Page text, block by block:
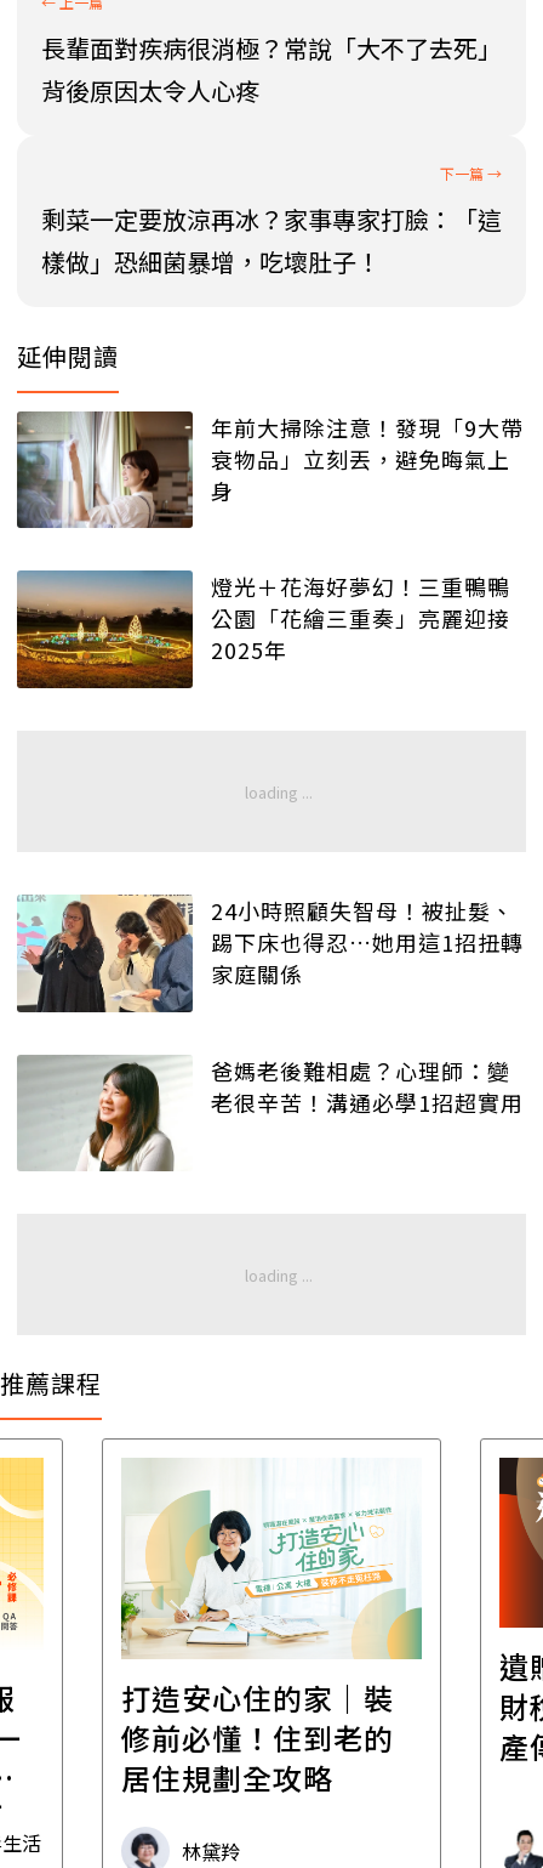
長輩面對疾病很消極？常說「大不了去死」
背後原因太令人心疼
剩菜一定要放涼再冰？家事專家打臉：「這
樣做」恐細菌暴增，吃壞肚子！
延伸閱讀
年前大掃除注意！發現「9大帶
衰物品」立刻丟，避免晦氣上
身
燈光＋花海好夢幻！三重鴨鴨
公園「花繪三重奏」亮麗迎接
2025年
24小時照顧失智母！被扯髮、
踢下床也得忍…她用這1招扭轉
家庭關係
爸媽老後難相處？心理師：變
老很辛苦！溝通必學1招超實用
推薦課程
活
打造安心住的家｜裝
修前必懂！住到老的
居住規劃全攻略
林黛羚
遺
財
產